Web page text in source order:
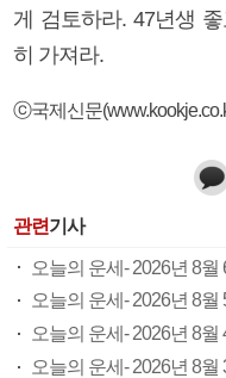
게 검토하라. 47년생
히 가져라.
ⓒ국제신문
관련기사
오늘의 운세- 2026년 8월
오늘의 운세- 2026년 8월
오늘의 운세- 2026년 8월
오늘의 운세- 2026년 8월